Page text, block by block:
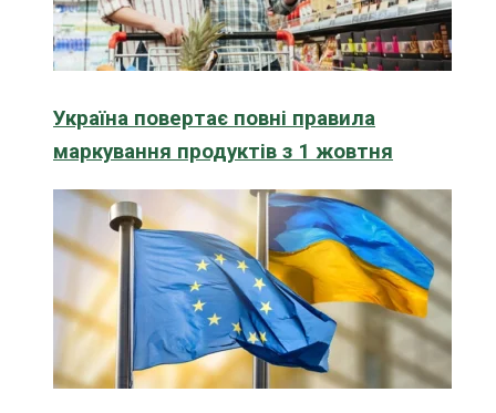
Україна повертає повні правила
маркування продуктів з 1 жовтня